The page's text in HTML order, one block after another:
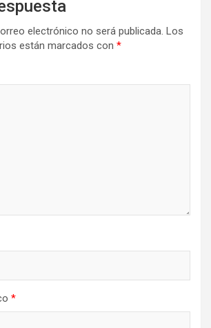
electrónico no será publicada. Los
están marcados con *
*